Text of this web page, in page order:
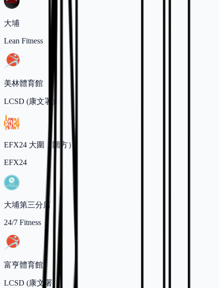
大埔
Lean Fitness
美林體育館
LCSD (康文署)
EFX24 大圍（圍方）
EFX24
大埔第三分店
24/7 Fitness
富亨體育館
LCSD (康文署)